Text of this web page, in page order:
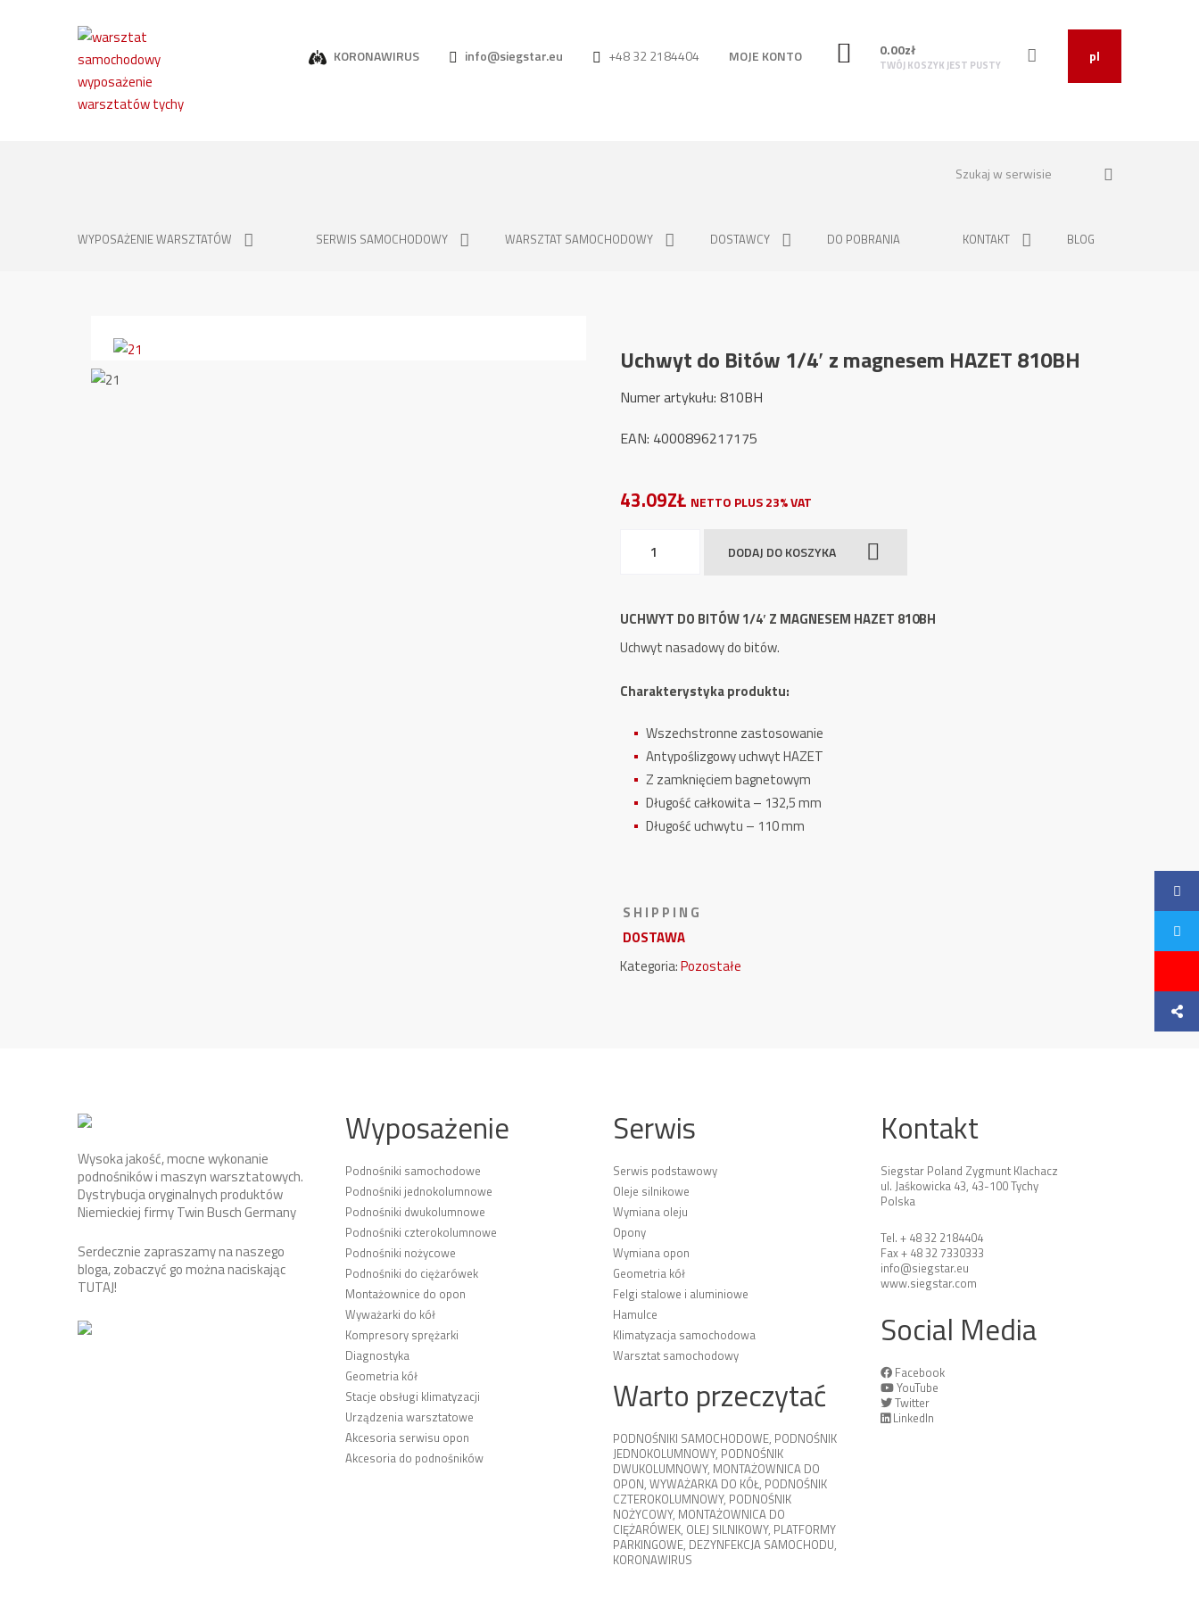
KORONAWIRUS info@siegstar.eu +48 32 2184404 MOJE KONTO pl
0.00zł
TWÓJ KOSZYK JEST PUSTY
WYPOSAŻENIE WARSZTATÓW SERWIS SAMOCHODOWY WARSZTAT SAMOCHODOWY DOSTAWCY DO POBRANIA KONTAKT BLOG
Uchwyt do Bitów 1/4′ z magnesem HAZET 810BH
Numer artykułu: 810BH
EAN: 4000896217175
43.09ZŁ NETTO PLUS 23% VAT
Uchwyt
1/4'
z
HAZET
DODAJ DO KOSZYKA
UCHWYT DO BITÓW 1/4′ Z MAGNESEM HAZET 810BH
Uchwyt nasadowy do bitów.
Charakterystyka produktu:
Wszechstronne zastosowanie
Antypoślizgowy uchwyt HAZET
Z zamknięciem bagnetowym
Długość całkowita – 132,5 mm
Długość uchwytu – 110 mm
S H I P P I N G
DOSTAWA
Kategoria:Pozostałe
Wysoka jakość, mocne wykonanie
podnośników i maszyn warsztatowych.
Dystrybucja oryginalnych produktów
Niemieckiej firmy Twin Busch Germany
Serdecznie zapraszamy na naszego
bloga, zobaczyć go można naciskając
TUTAJ!
Wyposażenie
Podnośniki samochodowe
Podnośniki jednokolumnowe
Podnośniki dwukolumnowe
Podnośniki czterokolumnowe
Podnośniki nożycowe
Podnośniki do ciężarówek
Montażownice do opon
Wyważarki do kół
Kompresory sprężarki
Diagnostyka
Geometria kół
Stacje obsługi klimatyzacji
Urządzenia warsztatowe
Akcesoria serwisu opon
Akcesoria do podnośników
Serwis
Serwis podstawowy
Oleje silnikowe
Wymiana oleju
Opony
Wymiana opon
Geometria kół
Felgi stalowe i aluminiowe
Hamulce
Klimatyzacja samochodowa
Warsztat samochodowy
Warto przeczytać
PODNOŚNIKI SAMOCHODOWE, PODNOŚNIK
JEDNOKOLUMNOWY, PODNOŚNIK
DWUKOLUMNOWY, MONTAŻOWNICA DO
OPON, WYWAŻARKA DO KÓŁ, PODNOŚNIK
CZTEROKOLUMNOWY, PODNOŚNIK
NOŻYCOWY, MONTAŻOWNICA DO
CIĘŻARÓWEK, OLEJ SILNIKOWY, PLATFORMY
PARKINGOWE, DEZYNFEKCJA SAMOCHODU,
KORONAWIRUS
Kontakt
Siegstar Poland Zygmunt Klachacz
ul. Jaśkowicka 43, 43-100 Tychy
Polska
Tel. + 48 32 2184404
Fax + 48 32 7330333
info@siegstar.eu
www.siegstar.com
Social Media
Facebook
YouTube
Twitter
LinkedIn